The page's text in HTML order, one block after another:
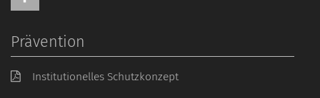
Prävention
Institutionelles Schutzkonzept